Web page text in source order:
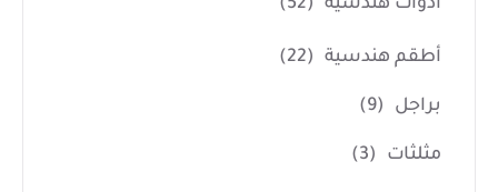
أدوات هندسية (52)
أطقم هندسية (22)
براجل (9)
مثلثات (3)